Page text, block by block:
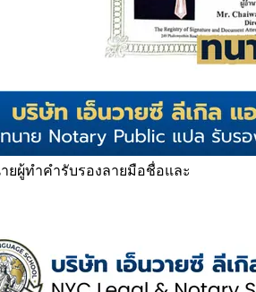
ยผู้ทำคำรับรองลายมือชื่อและ